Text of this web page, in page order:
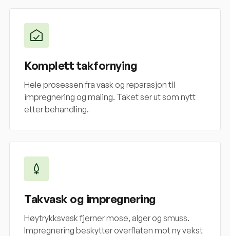
Komplett takfornying
Hele prosessen fra vask og reparasjon til
impregnering og maling. Taket ser ut som nytt
etter behandling.
Takvask og impregnering
Høytrykksvask fjerner mose, alger og smuss.
Impregnering beskytter overflaten mot ny vekst